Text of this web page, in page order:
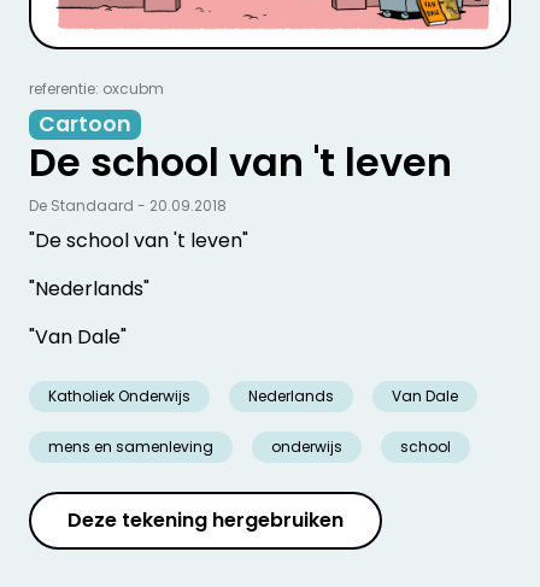
referentie: oxcubm
Cartoon
De school van 't leven
"De school van 't leven"
"Nederlands"
"Van Dale"
Katholiek Onderwijs Nederlands Van Dale
mens en samenleving onderwijs school
De Standaard - 20.09.2018
Deze tekening hergebruiken